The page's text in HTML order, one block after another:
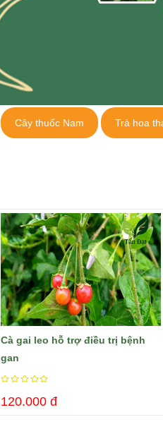
Cây thuốc Nam Trà hoa
Cà gai leo hỗ trợ điều trị bệnh
gan
120.000 đ